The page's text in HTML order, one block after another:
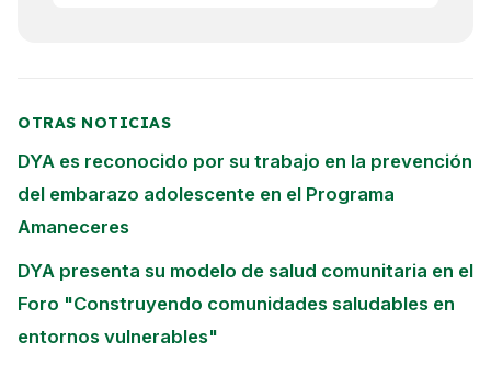
OTRAS NOTICIAS
DYA es reconocido por su trabajo en la prevención
del embarazo adolescente en el Programa
Amaneceres
DYA presenta su modelo de salud comunitaria en el
Foro "Construyendo comunidades saludables en
entornos vulnerables"